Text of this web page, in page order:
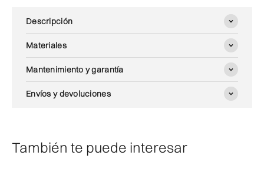
Descripción
Materiales
Mantenimiento y garantía
Envíos y devoluciones
También te puede interesar